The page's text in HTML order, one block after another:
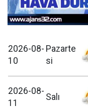
2026-08-
10
Pazarte
si
2026-08-
11
Salı